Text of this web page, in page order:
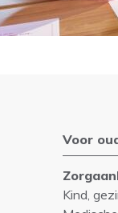
Voor
Kind,